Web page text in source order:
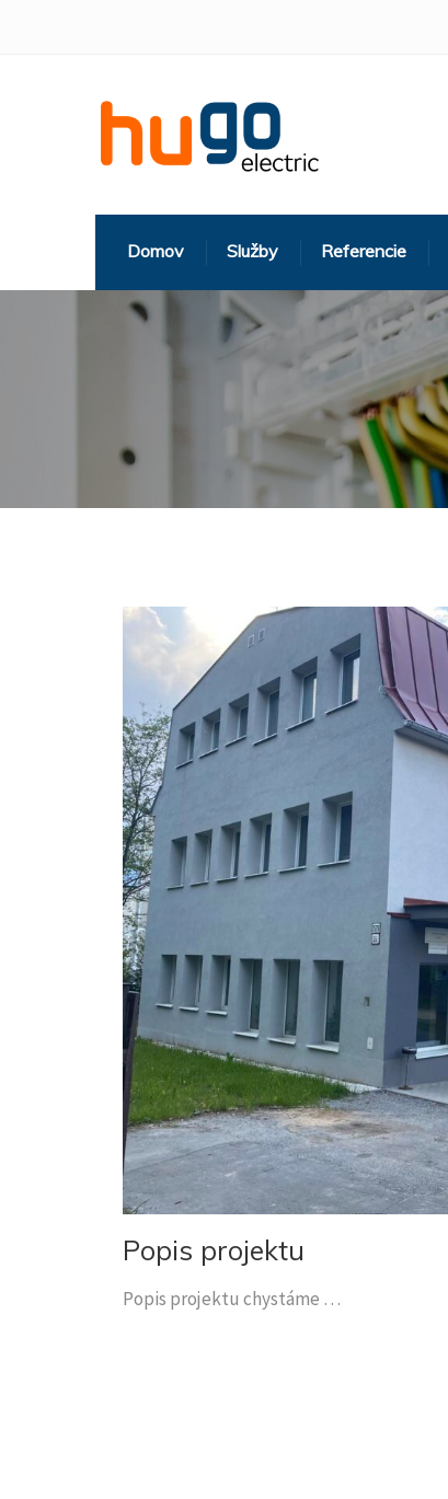
Domov Služby Referencie
Popis projektu
Popis projektu chystáme …